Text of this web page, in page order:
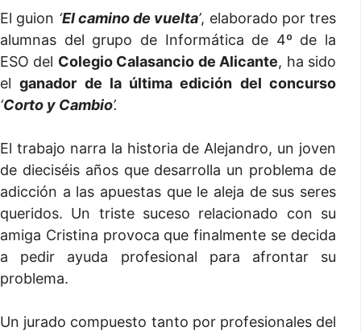
El guion ‘El camino de vuelta’, elaborado por tres
alumnas del grupo de Informática de 4º de la
ESO del Colegio Calasancio de Alicante, ha sido
elganador de la última edición del concurso
‘Corto y Cambio’.
El trabajo narra la historia de Alejandro, un joven
de dieciséis años que desarrolla un problema de
adicción a las apuestas que le aleja de sus seres
queridos. Un triste suceso relacionado con su
amiga Cristina provoca que finalmente se decida
a pedir ayuda profesional para afrontar su
problema.
Un jurado compuesto tanto por profesionales del